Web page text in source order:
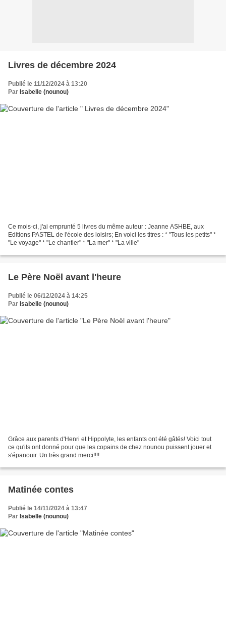
Livres de décembre 2024
Publié le 11/12/2024 à 13:20
Par Isabelle (nounou)
Ce mois-ci, j'ai emprunté 5 livres du même auteur : Jeanne ASHBE, aux
Editions PASTEL de l'école des loisirs; En voici les titres : * "Tous les petits" *
"Le voyage" * "Le chantier" * "La mer" * "La ville"
Le Père Noël avant l'heure
Publié le 06/12/2024 à 14:25
Par Isabelle (nounou)
Grâce aux parents d'Henri et Hippolyte, les enfants ont été gâtés! Voici tout
ce qu'ils ont donné pour que les copains de chez nounou puissent jouer et
s'épanouir. Un très grand merci!!!!
Matinée contes
Publié le 14/11/2024 à 13:47
Par Isabelle (nounou)